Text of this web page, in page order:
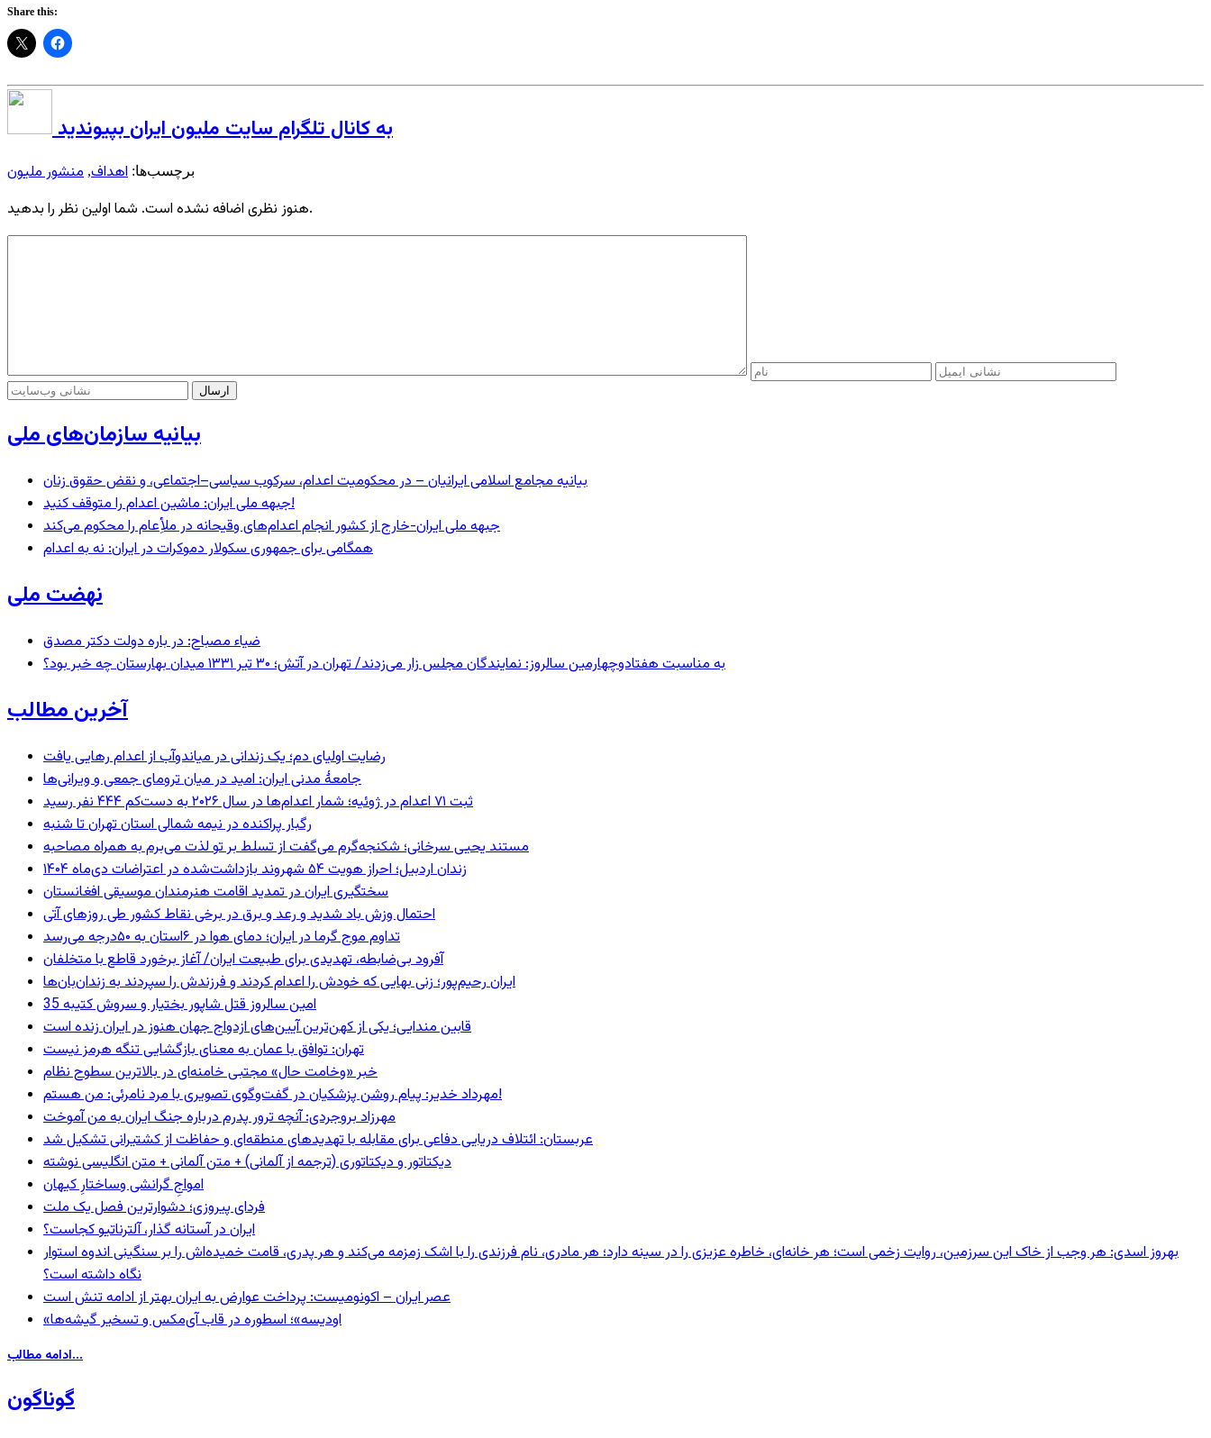
Share this:
به کانال تلگرام سایت ملیون ایران بپیوندید
برچسب‌ها: اهداف, منشور ملیون
هنوز نظری اضافه نشده است. شما اولین نظر را بدهید.
بیانیه سازمان‌های ملی
بیانیه مجامع اسلامی ایرانیان – در محکومیت اعدام، سرکوب سیاسی–اجتماعی، و نقض حقوق زنان
جبهه ملی ایران: ماشین اعدام را متوقف کنید!
جبهه ملی ایران-خارج از کشور انجام اعدام‌های وقیحانه در ملأِعام را محکوم می‌کند
همگامی برای جمهوری سکولار دموکرات در ایران: نه به اعدام
نهضت ملی
ضیاء مصباح: در باره دولت دکتر مصدق
به مناسبت هفتادوچهارمین سالروز: نمایندگان مجلس زار می‌زدند/ تهران در آتش؛ ۳۰ تیر ۱۳۳۱ میدان بهارستان چه خبر بود؟
آخرین مطالب
رضایت اولیای دم؛ یک زندانی در میاندوآب از اعدام رهایی یافت
جامعهٔ مدنی ایران: امید در میان ترومای جمعی و ویرانی‌ها
ثبت ۷۱ اعدام در ژوئیه؛ شمار اعدام‌ها در سال ۲۰۲۶ به دست‌کم ۴۴۴ نفر رسید
رگبار پراکنده در نیمه شمالی استان تهران تا شنبه
مستند یحیی سرخانی؛ شکنجه‌گرم می‌گفت از تسلط بر تو لذت می‌برم به همراه مصاحبه
زندان اردبیل؛ احراز هویت ۵۴ شهروند بازداشت‌شده در اعتراضات دی‌ماه ۱۴۰۴
سختگیری ایران در تمدید اقامت هنرمندان موسیقی افغانستان
احتمال وزش باد شدید و رعد و برق در برخی نقاط کشور طی روزهای آتی
تداوم موج گرما در ایران؛ دمای هوا در ۶استان به ۵۰درجه می‌رسد
آفرود بی‌ضابطه، تهدیدی برای طبیعت ایران/ آغاز برخورد قاطع با متخلفان
ایران رحیم‌پور؛ زنی بهایی که خودش را اعدام کردند و فرزندش را سپردند به زندان‌بان‌ها
35 امین سالروز قتل شاپور بختیار و سروش کتیبه
قابین مندایی؛ یکی از کهن‌ترین آیین‌های ازدواج جهان هنوز در ایران زنده است
تهران: توافق با عمان به معنای بازگشایی تنگه هرمز نیست
خبر «وخامت حال» مجتبی خامنه‌ای در بالاترین سطوح نظام
مهرداد خدیر: پیام روشن پزشکیان در گفت‌و‌گوی تصویری با مرد نامرئی: من هستم!
مهرزاد بروجردی: آنچه ترور پدرم درباره جنگ ایران به من آموخت
عربستان: ائتلاف دریایی دفاعی برای مقابله با تهدیدهای منطقه‌ای و حفاظت از کشتیرانی تشکیل شد
دیکتاتور و دیکتاتوری (ترجمه از آلمانی) + متن آلمانی + متن انگلیسی نوشته
‌امواجِ گرانشی وساختارِ کیهان
فردای پیروزی؛ دشوارترین فصل یک ملت
ایران در آستانه گذار، آلترناتیو کجاست؟
بهروز اسدی: هر وجب از خاک‌ این سرزمین، روایت زخمی است؛ هر خانه‌ای، خاطره عزیزی را در سینه دارد؛ هر مادری، نام فرزندی را با اشک زمزمه می‌کند و هر پدری، قامت خمیده‌اش را بر سنگینی اندوه استوار
نگاه داشته است؟
عصر ایران – اکونومیست: پرداخت عوارض به ایران بهتر از ادامه تنش است
«اودیسه»؛ اسطوره در قاب آی‌مکس و تسخیر گیشه‌ها
ادامه مطالب...
گوناگون